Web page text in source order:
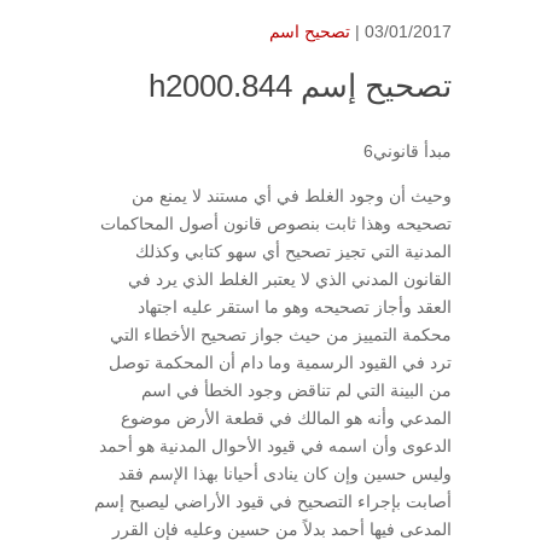
03/01/2017 | تصحيح اسم
تصحيح إسم h2000.844
مبدأ قانوني6
وحيث أن وجود الغلط في أي مستند لا يمنع من
تصحيحه وهذا ثابت بنصوص قانون أصول المحاكمات
المدنية التي تجيز تصحيح أي سهو كتابي وكذلك
القانون المدني الذي لا يعتبر الغلط الذي يرد في
العقد وأجاز تصحيحه وهو ما استقر عليه اجتهاد
محكمة التمييز من حيث جواز تصحيح الأخطاء التي
ترد في القيود الرسمية وما دام أن المحكمة توصل
من البينة التي لم تناقض وجود الخطأ في اسم
المدعي وأنه هو المالك في قطعة الأرض موضوع
الدعوى وأن اسمه في قيود الأحوال المدنية هو أحمد
وليس حسين وإن كان ينادى أحيانا بهذا الإسم فقد
أصابت بإجراء التصحيح في قيود الأراضي ليصبح إسم
المدعى فيها أحمد بدلاً من حسين وعليه فإن القرر